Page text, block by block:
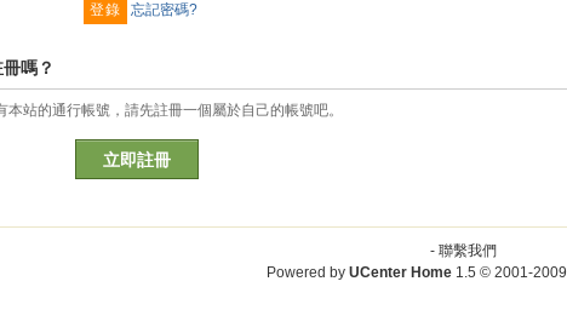
忘記密碼?
嗎？
本站的通行帳號，請先註冊一個屬於自己的帳號吧。
立即註冊
- 聯繫我們
Powered by UCenter Home 1.5 © 2001-2009